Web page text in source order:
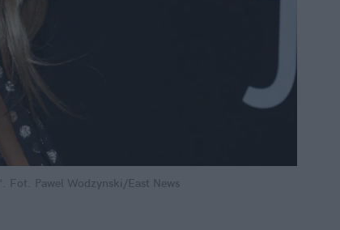
Fot. Pawel Wodzynski/East News